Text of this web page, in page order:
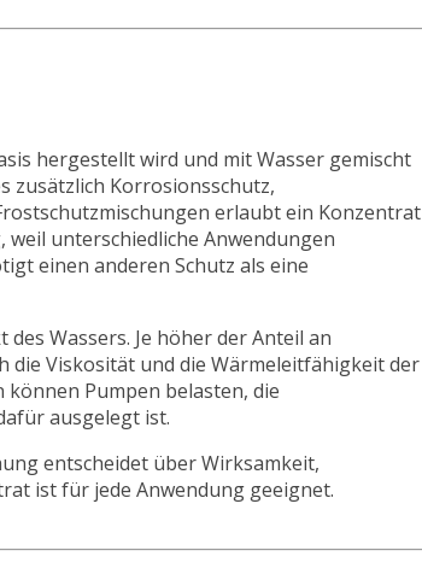
hergestellt wird und mit Wasser gemischt
zusätzlich Korrosionsschutz,
erlaubt ein Konzentrat
unterschiedliche Anwendungen
einen anderen Schutz als eine
Wassers. Je höher der Anteil an
die Viskosität und die Wärmeleitfähigkeit der
können Pumpen belasten, die
ausgelegt ist.
entscheidet über Wirksamkeit,
ist für jede Anwendung geeignet.